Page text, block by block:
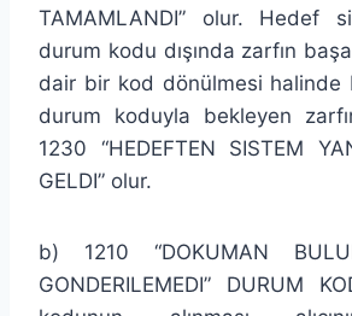
TAMAMLANDI” olur. Hedef
durum kodu dışında zarfın
dair bir kod dönülmesi halinde
durum koduyla bekleyen
1230 “HEDEFTEN SISTEM
GELDI” olur.
b) 1210 “DOKUMAN
GONDERILEMEDI” DURUM